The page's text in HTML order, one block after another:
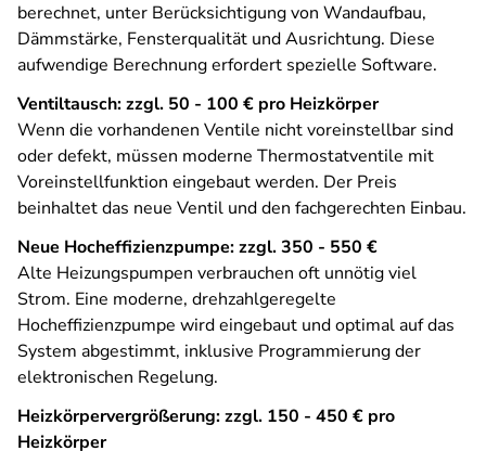
berechnet, unter Berücksichtigung von Wandaufbau,
Dämmstärke, Fensterqualität und Ausrichtung. Diese
aufwendige Berechnung erfordert spezielle Software.
Ventiltausch: zzgl. 50 - 100 € pro Heizkörper
Wenn die vorhandenen Ventile nicht voreinstellbar sind
oder defekt, müssen moderne Thermostatventile mit
Voreinstellfunktion eingebaut werden. Der Preis
beinhaltet das neue Ventil und den fachgerechten Einbau.
Neue Hocheffizienzpumpe: zzgl. 350 - 550 €
Alte Heizungspumpen verbrauchen oft unnötig viel
Strom. Eine moderne, drehzahlgeregelte
Hocheffizienzpumpe wird eingebaut und optimal auf das
System abgestimmt, inklusive Programmierung der
elektronischen Regelung.
Heizkörpervergrößerung: zzgl. 150 - 450 € pro
Heizkörper